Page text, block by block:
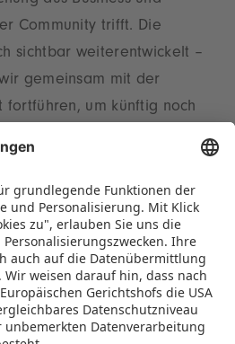
Community trifft. Die
sichtbar weiterentwickelt –
gemeinsam mit der
fortführen, um künftig noch
Austausch und neue
findet am 23. und 24.
statt.
PDF HERUNTERLADEN